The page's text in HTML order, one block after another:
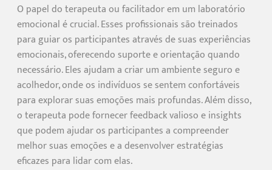
O papel do terapeuta ou facilitador em um laboratório
emocional é crucial. Esses profissionais são treinados
para guiar os participantes através de suas experiências
emocionais, oferecendo suporte e orientação quando
necessário. Eles ajudam a criar um ambiente seguro e
acolhedor, onde os indivíduos se sentem confortáveis
para explorar suas emoções mais profundas. Além disso,
o terapeuta pode fornecer feedback valioso e insights
que podem ajudar os participantes a compreender
melhor suas emoções e a desenvolver estratégias
eficazes para lidar com elas.